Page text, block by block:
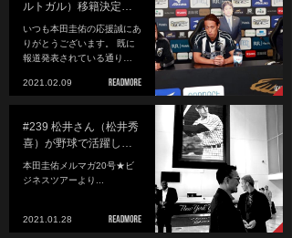
ルトガル）移籍決定…
いつも本田圭佑の応援誠にあ
りがとうございます。 既に
報道発表されている通り…
2021.02.09
#239 松井さん（松井秀
喜）が野球で活躍し…
本田圭佑メルマガ20号★ビ
ジネスツアーより...
2021.01.28